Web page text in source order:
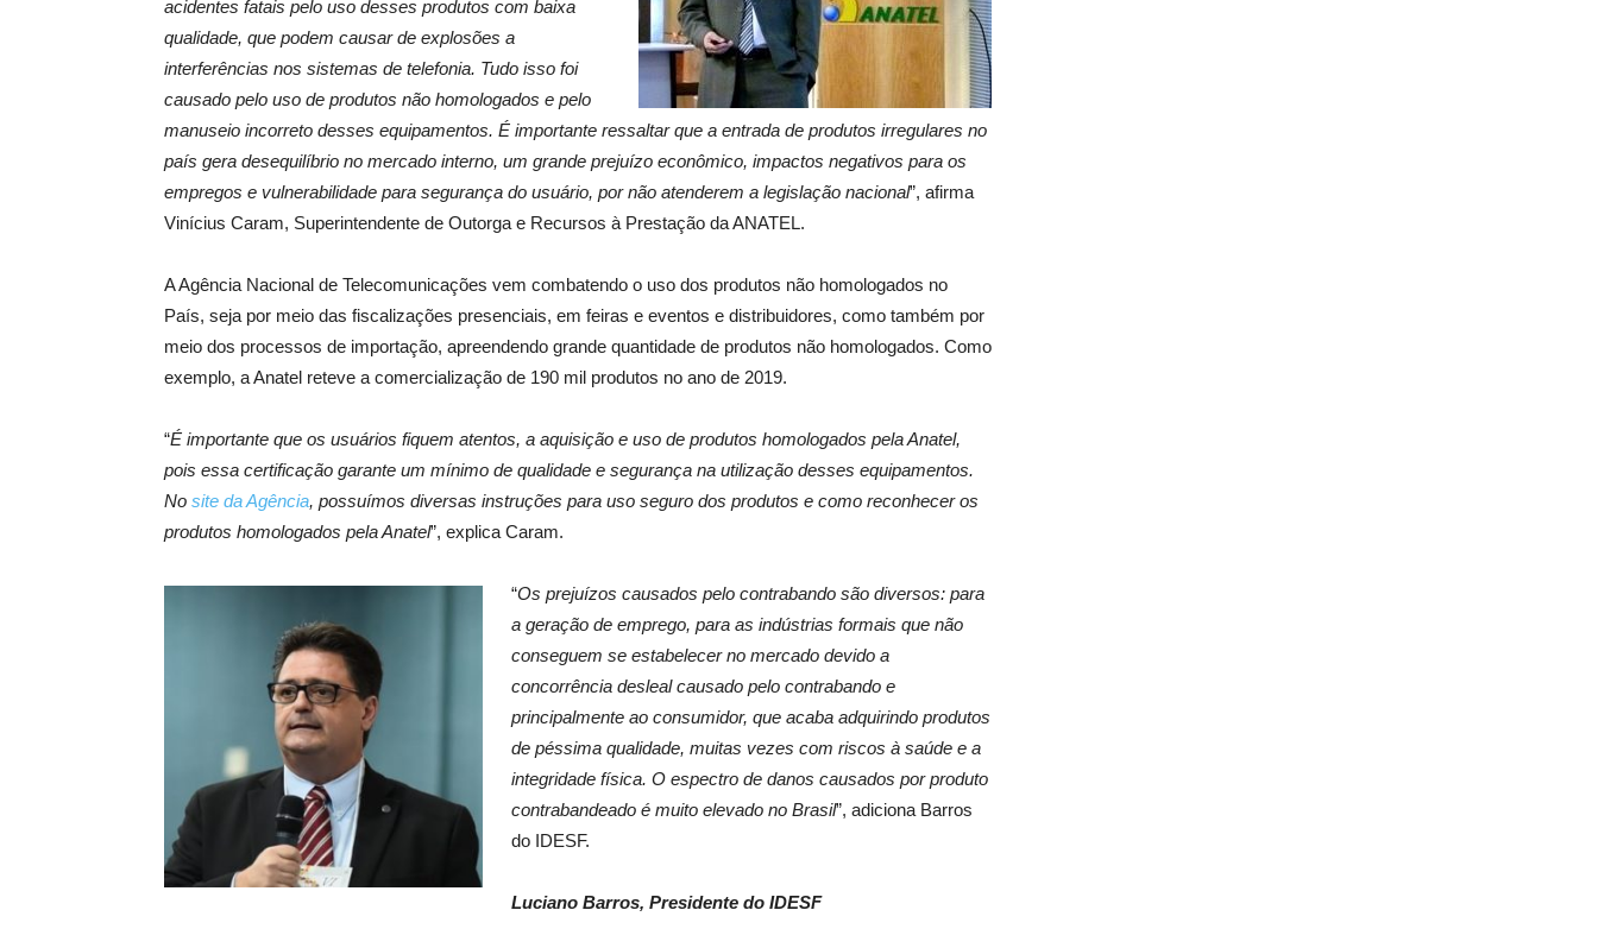
acidentes fatais pelo uso desses produtos com baixa
qualidade, que podem causar de explosões a
interferências nos sistemas de telefonia. Tudo isso foi
causado pelo uso de produtos não homologados e pelo
manuseio incorreto desses equipamentos. É importante ressaltar que a entrada de produtos irregulares no
país gera desequilíbrio no mercado interno, um grande prejuízo econômico, impactos negativos para os
empregos e vulnerabilidade para segurança do usuário, por não atenderem a legislação nacional”, afirma
Vinícius Caram, Superintendente de Outorga e Recursos à Prestação da ANATEL.
A Agência Nacional de Telecomunicações vem combatendo o uso dos produtos não homologados no
País, seja por meio das fiscalizações presenciais, em feiras e eventos e distribuidores, como também por
meio dos processos de importação, apreendendo grande quantidade de produtos não homologados. Como
exemplo, a Anatel reteve a comercialização de 190 mil produtos no ano de 2019.
“É importante que os usuários fiquem atentos, a aquisição e uso de produtos homologados pela Anatel,
pois essa certificação garante um mínimo de qualidade e segurança na utilização desses equipamentos.
No site da Agência, possuímos diversas instruções para uso seguro dos produtos e como reconhecer os
produtos homologados pela Anatel”, explica Caram.
“Os prejuízos causados pelo contrabando são diversos: para
a geração de emprego, para as indústrias formais que não
conseguem se estabelecer no mercado devido a
concorrência desleal causado pelo contrabando e
principalmente ao consumidor, que acaba adquirindo produtos
de péssima qualidade, muitas vezes com riscos à saúde e a
integridade física. O espectro de danos causados por produto
contrabandeado é muito elevado no Brasil”, adiciona Barros
do IDESF.
Luciano Barros, Presidente do IDESF